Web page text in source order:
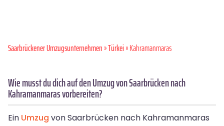
Saarbrückener Umzugsunternehmen»Türkei» Kahramanmaras
Wie musst du dich auf den Umzug von Saarbrücken nach
Kahramanmaras vorbereiten?
Ein Umzug von Saarbrücken nach Kahramanmaras